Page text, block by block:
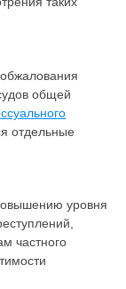
общей
отдельные
уровня
частного